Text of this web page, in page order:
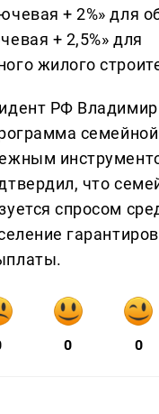
+ 2%» для
+ 2,5%» для
жилого
РФ
что
спросом
0 0